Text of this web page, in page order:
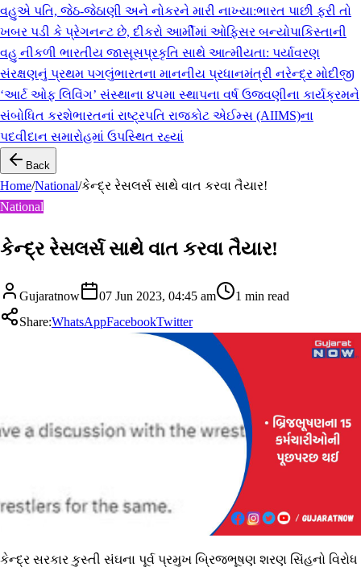
વહુએ પતિ, જેઠ-જેઠાણી અને નોકરને મારી નાખ્યા:ભારત પાછી ફરી તો
ખબર પડી કે પ્રેગનન્ટ છે, દીકરો આર્મીમાં ઓફિસર બન્યોપાકિસ્તાની
વહુ નીકળી ભારતીય જાસૂસપ્રકૃતિ સાથે આત્મીયતા: પર્યાવરણ
સંરક્ષણનું પ્રથમ પગલુંભારતના માનનીય પ્રધાનમંત્રી નરેન્દ્ર મોદીજી
‘આર્ટ ઓફ લિવિંગ’ સંસ્થાના ૪૫મા સ્થાપના વર્ષ ઉજવણીના કાર્યક્રમને
સંબોધિત કરશેભારતનાં રાષ્ટ્રપતિ રાજકોટ એઈમ્સ (AIIMS)ના
પદવીદાન સમારોહમાં ઉપસ્થિત રહ્યાં
Back
Home/National/કેન્દ્ર રેસલર્સ સાથે વાત કરવા તૈયાર!
National
કેન્દ્ર રેસલર્સ સાથે વાત કરવા તૈયાર!
Gujaratnow 07 Jun 2023, 04:45 am 1 min read
Share:WhatsAppFacebookTwitter
કેન્દ્ર સરકાર કુસ્તી સંઘના પૂર્વ પ્રમુખ બ્રિજભૂષણ શરણ સિંહનો વિરોધ